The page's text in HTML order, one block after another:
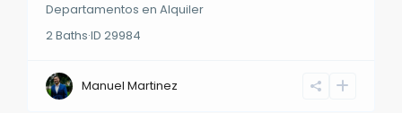
Departamentos enAlquiler
2Baths·ID29984
Manuel Martinez